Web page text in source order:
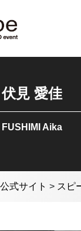
伏見 愛佳
FUSHIMI Aika
式サイト > スピ